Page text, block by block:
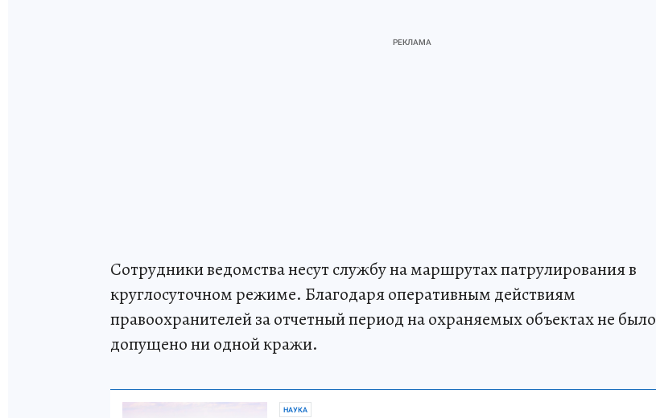
Сотрудники ведомства несут службу на маршрутах патрулирования в
круглосуточном режиме. Благодаря оперативным действиям
правоохранителей за отчетный период на охраняемых объектах не было
допущено ни одной кражи.
НАУКА